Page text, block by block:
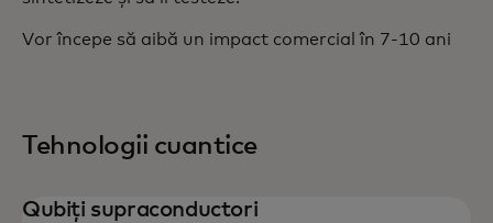
Vor începe să aibă un impact comercial în 7-10 ani
Tehnologii cuantice
Qubiți supraconductori